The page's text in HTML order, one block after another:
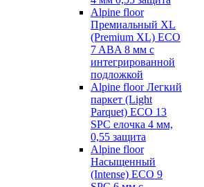
Alpine floor
Премиальный XL
(Premium XL) ECO
7 ABA 8 мм с
интегрированной
подложкой
Alpine floor Легкий
паркет (Light
Parquet) ECO 13
SPC елочка 4 мм,
0,55 защита
Alpine floor
Насыщенный
(Intense) ECO 9